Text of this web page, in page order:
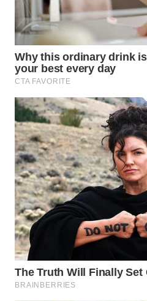
WN
PURWAKARTA
WN
PRIANGAN
TIMUR
WN
SEMARANG
WN
SOLO
WN
BOROBUDUR
MADURA